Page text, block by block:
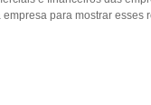
para mostrar esses